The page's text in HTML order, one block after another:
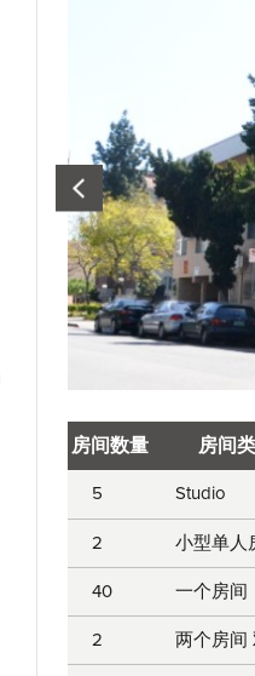
Room
information
房间数量 房间
5 Studio
2 小型单人
40 一个房间
2 两个房间